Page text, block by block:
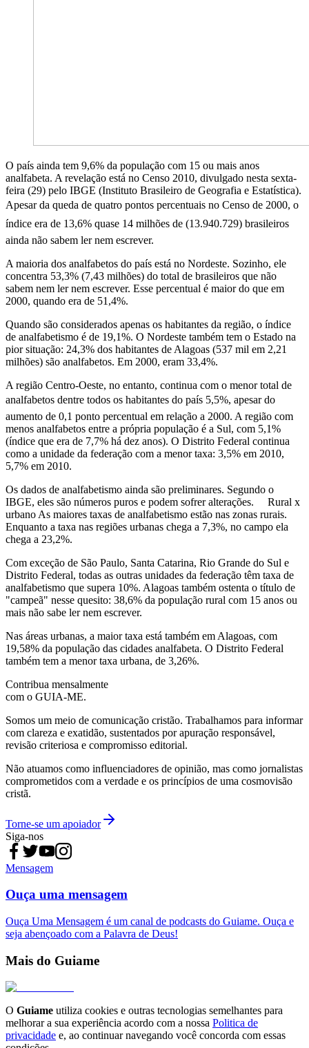
O país ainda tem 9,6% da população com 15 ou mais anos
analfabeta. A revelação está no Censo 2010, divulgado nesta sexta-
feira (29) pelo IBGE (Instituto Brasileiro de Geografia e Estatística).
Apesar da queda de quatro pontos percentuais no Censo de 2000, o
índice era de 13,6% quase 14 milhões de (13.940.729) brasileiros
ainda não sabem ler nem escrever.
A maioria dos analfabetos do país está no Nordeste. Sozinho, ele
concentra 53,3% (7,43 milhões) do total de brasileiros que não
sabem nem ler nem escrever. Esse percentual é maior do que em
2000, quando era de 51,4%.
Quando são considerados apenas os habitantes da região, o índice
de analfabetismo é de 19,1%. O Nordeste também tem o Estado na
pior situação: 24,3% dos habitantes de Alagoas (537 mil em 2,21
milhões) são analfabetos. Em 2000, eram 33,4%.
A região Centro-Oeste, no entanto, continua com o menor total de
analfabetos dentre todos os habitantes do país 5,5%, apesar do
aumento de 0,1 ponto percentual em relação a 2000. A região com
menos analfabetos entre a própria população é a Sul, com 5,1%
(índice que era de 7,7% há dez anos). O Distrito Federal continua
como a unidade da federação com a menor taxa: 3,5% em 2010,
5,7% em 2010.
Os dados de analfabetismo ainda são preliminares. Segundo o
IBGE, eles são números puros e podem sofrer alterações. Rural x
urbano As maiores taxas de analfabetismo estão nas zonas rurais.
Enquanto a taxa nas regiões urbanas chega a 7,3%, no campo ela
chega a 23,2%.
Com exceção de São Paulo, Santa Catarina, Rio Grande do Sul e
Distrito Federal, todas as outras unidades da federação têm taxa de
analfabetismo que supera 10%. Alagoas também ostenta o título de
"campeã" nesse quesito: 38,6% da população rural com 15 anos ou
mais não sabe ler nem escrever.
Nas áreas urbanas, a maior taxa está também em Alagoas, com
19,58% da população das cidades analfabeta. O Distrito Federal
também tem a menor taxa urbana, de 3,26%.
Contribua mensalmente
com o GUIA-ME.
Somos um meio de comunicação cristão. Trabalhamos para informar
com clareza e exatidão, sustentados por apuração responsável,
revisão criteriosa e compromisso editorial.
Não atuamos como influenciadores de opinião, mas como jornalistas
comprometidos com a verdade e os princípios de uma cosmovisão
cristã.
Torne-se um apoiador
Siga-nos
Mensagem
Ouça uma mensagem
Ouça Uma Mensagem é um canal de podcasts do Guiame. Ouça e
seja abençoado com a Palavra de Deus!
Mais do Guiame
O Guiame utiliza cookies e outras tecnologias semelhantes para
melhorar a sua experiência acordo com a nossa Politica de
privacidade e, ao continuar navegando você concorda com essas